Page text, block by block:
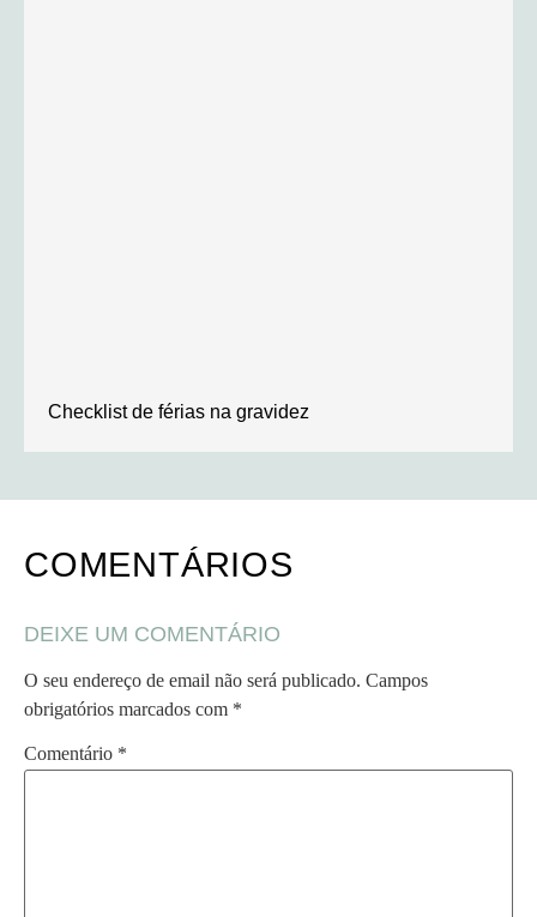
Checklist de férias na gravidez
COMENTÁRIOS
DEIXE UM COMENTÁRIO
O seu endereço de email não será publicado. Campos
obrigatórios marcados com *
Comentário *